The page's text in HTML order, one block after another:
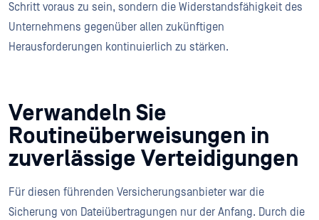
Schritt voraus zu sein, sondern die Widerstandsfähigkeit des
Unternehmens gegenüber allen zukünftigen
Herausforderungen kontinuierlich zu stärken.
Verwandeln Sie
Routineüberweisungen in
zuverlässige Verteidigungen
Für diesen führenden Versicherungsanbieter war die
Sicherung von Dateiübertragungen nur der Anfang. Durch die